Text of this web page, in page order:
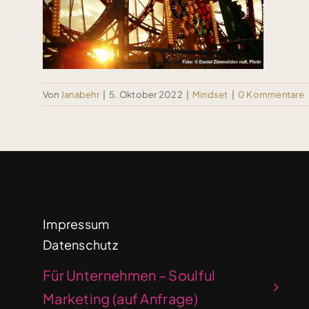
Von Janabehr 5. Oktober 2022 Mindset 0 Kommentare
Impressum
Datenschutz
Für Unternehmen – Soulful
Marketing (auf Anfrage)